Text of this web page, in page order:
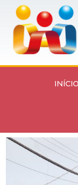
INÍCIO
Recuperação